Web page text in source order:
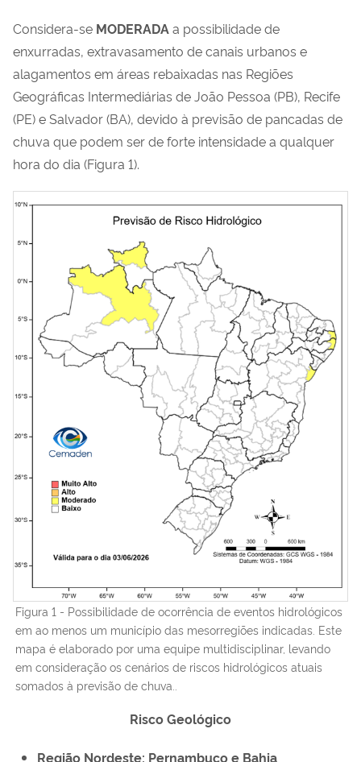
Considera-se MODERADAa possibilidade de
enxurradas, extravasamento de canais urbanos e
alagamentos em áreas rebaixadas nas Regiões
Geográficas Intermediárias de João Pessoa (PB), Recife
(PE) e Salvador (BA), devido à previsão de pancadas de
chuva que podem ser de forte intensidade a qualquer
hora do dia (Figura 1).
Figura 1 - Possibilidade de ocorrência de eventos hidrológicos
em ao menos um município das mesorregiões indicadas. Este
mapa é elaborado por uma equipe multidisciplinar, levando
em consideração os cenários de riscos hidrológicos atuais
somados à previsão de chuva..
Risco Geológico
Região Nordeste: Pernambuco e Bahia